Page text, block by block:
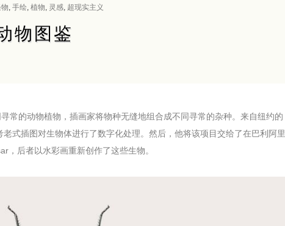
手绘 植物 灵感 超现实主义
物图鉴
常的动物植物，插画家将物种无缝地组合成不同寻常的杂种。来自纽约的
式插图对生物体进行了数字化处理。然后，他将该项目交给了在巴利阿里
，后者以水彩画重新创作了这些生物。